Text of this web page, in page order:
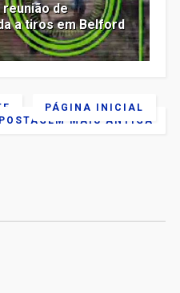
de
a tiros em Belford
POSTAGEM MAIS ANTIGA
PÁGINA INICIAL